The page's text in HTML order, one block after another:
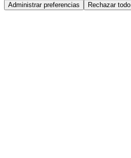
Administrar preferencias Rechazar todo